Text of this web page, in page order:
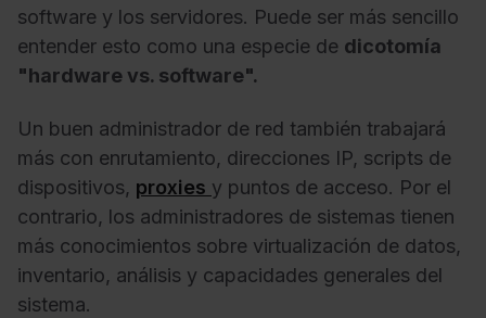
software y los servidores. Puede ser más sencillo
entender esto como una especie de dicotomía
"hardware vs. software".
Un buen administrador de red también trabajará
más con enrutamiento, direcciones IP, scripts de
dispositivos, proxies y puntos de acceso. Por el
contrario, los administradores de sistemas tienen
más conocimientos sobre virtualización de datos,
inventario, análisis y capacidades generales del
sistema.